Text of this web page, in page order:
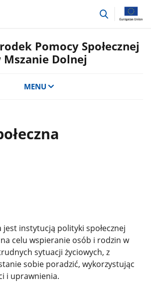
przejdź
Pomocy Społecznej
Mszanie Dolnej
MENU
jest instytucją polityki społecznej
celu wspieranie osób i rodzin w
sytuacji życiowych, z
sobie poradzić, wykorzystując
i uprawnienia.